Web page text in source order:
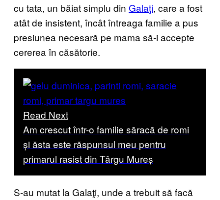
cu tata, un băiat simplu din Galaţi, care a fost
atât de insistent, încât întreaga familie a pus
presiunea necesară pe mama să-i accepte
cererea în căsătorie.
Read Next
Am crescut într-o familie săracă de romi
și ăsta este răspunsul meu pentru
primarul rasist din Târgu Mureș
S-au mutat la Galaţi, unde a trebuit să facă